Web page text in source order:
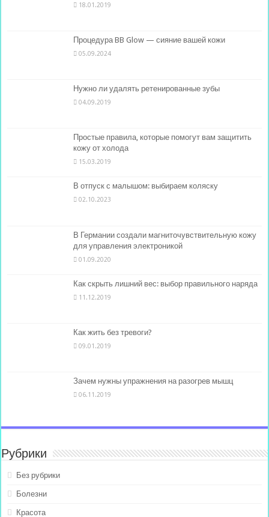
18.01.2019
Процедура BB Glow — сияние вашей кожи
05.09.2024
Нужно ли удалять ретенированные зубы
04.09.2019
Простые правила, которые помогут вам защитить
кожу от холода
15.03.2019
В отпуск с малышом: выбираем коляску
02.10.2023
В Германии создали магниточувствительную кожу
для управления электроникой
01.09.2020
Как скрыть лишний вес: выбор правильного наряда
11.12.2019
Как жить без тревоги?
09.01.2019
Зачем нужны упражнения на разогрев мышц
06.11.2019
Рубрики
Без рубрики
Болезни
Красота